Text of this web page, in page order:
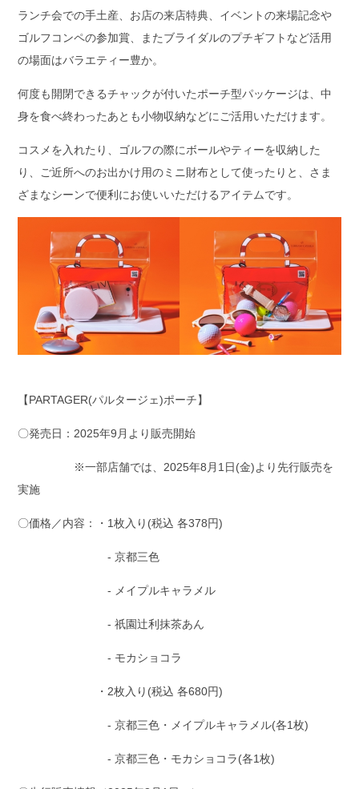
ランチ会での手土産、お店の来店特典、イベントの来場記念や
ゴルフコンペの参加賞、またブライダルのプチギフトなど活用
の場面はバラエティー豊か。
何度も開閉できるチャックが付いたポーチ型パッケージは、中
身を食べ終わったあとも小物収納などにご活用いただけます。
コスメを入れたり、ゴルフの際にボールやティーを収納した
り、ご近所へのお出かけ用のミニ財布として使ったりと、さま
ざまなシーンで便利にお使いいただけるアイテムです。
【PARTAGER(パルタージェ)ポーチ】
〇発売日：2025年9月より販売開始
※一部店舗では、2025年8月1日(金)より先行販売を
実施
〇価格／内容：・1枚入り(税込 各378円)
- 京都三色
- メイプルキャラメル
- 祇園辻利抹茶あん
- モカショコラ
・2枚入り(税込 各680円)
- 京都三色・メイプルキャラメル(各1枚)
- 京都三色・モカショコラ(各1枚)